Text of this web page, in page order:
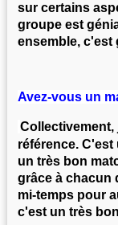
sur certains
groupe est
ensemble, c'est
Avez-vous un
Collectivement,
référence.
un très bon
grâce à chacun
mi-temps pour
c'est un très